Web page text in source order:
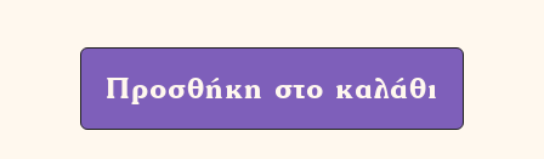
Προσθήκη στο καλάθι